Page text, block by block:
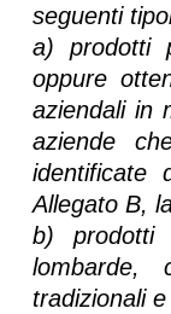
seguenti
a) prodotti
oppure
aziendali in
aziende
identificate
Allegato B,
b) prodotti
lombarde,
tradizionali